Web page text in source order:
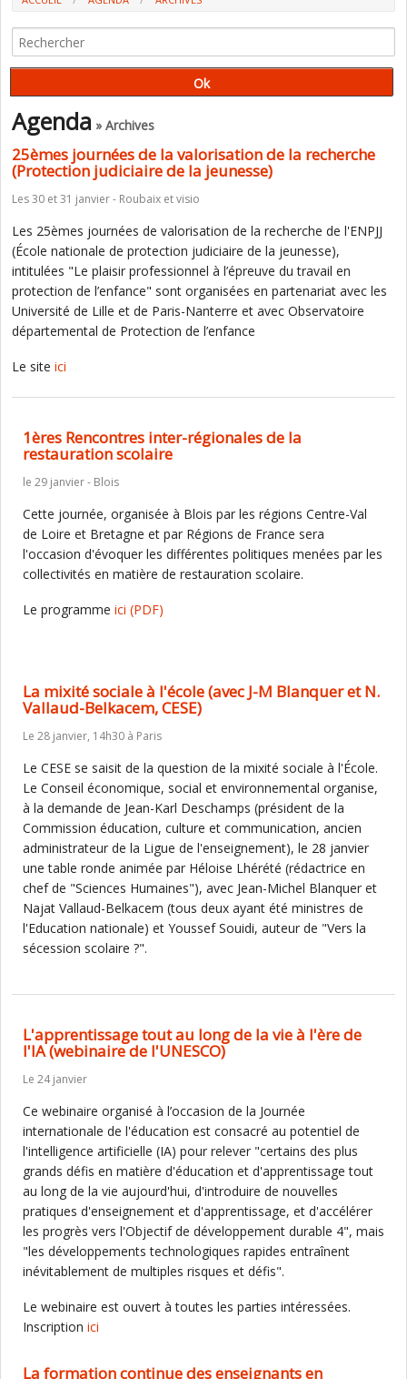
Agenda » Archives
25èmes journées de la valorisation de la recherche
(Protection judiciaire de la jeunesse)
Les 30 et 31 janvier - Roubaix et visio
Les 25èmes journées de valorisation de la recherche de l'ENPJJ
(École nationale de protection judiciaire de la jeunesse),
intitulées "Le plaisir professionnel à l’épreuve du travail en
protection de l’enfance" sont organisées en partenariat avec les
Université de Lille et de Paris-Nanterre et avec Observatoire
départemental de Protection de l’enfance
Le site ici
1ères Rencontres inter-régionales de la
restauration scolaire
le 29 janvier - Blois
Cette journée, organisée à Blois par les régions Centre-Val
de Loire et Bretagne et par Régions de France sera
l'occasion d'évoquer les différentes politiques menées par les
collectivités en matière de restauration scolaire.
Le programme ici (PDF)
La mixité sociale à l'école (avec J-M Blanquer et N.
Vallaud-Belkacem, CESE)
Le 28 janvier, 14h30 à Paris
Le CESE se saisit de la question de la mixité sociale à l'École.
Le Conseil économique, social et environnemental organise,
à la demande de Jean-Karl Deschamps (président de la
Commission éducation, culture et communication, ancien
administrateur de la Ligue de l'enseignement), le 28 janvier
une table ronde animée par Héloise Lhérété (rédactrice en
chef de "Sciences Humaines"), avec Jean-Michel Blanquer et
Najat Vallaud-Belkacem (tous deux ayant été ministres de
l'Education nationale) et Youssef Souidi, auteur de "Vers la
sécession scolaire ?".
L'apprentissage tout au long de la vie à l'ère de
l'IA (webinaire de l'UNESCO)
Le 24 janvier
Ce webinaire organisé à l’occasion de la Journée
internationale de l'éducation est consacré au potentiel de
l'intelligence artificielle (IA) pour relever "certains des plus
grands défis en matière d'éducation et d'apprentissage tout
au long de la vie aujourd'hui, d'introduire de nouvelles
pratiques d'enseignement et d'apprentissage, et d'accélérer
les progrès vers l'Objectif de développement durable 4", mais
"les développements technologiques rapides entraînent
inévitablement de multiples risques et défis".
Le webinaire est ouvert à toutes les parties intéressées.
Inscription ici
La formation continue des enseignants en